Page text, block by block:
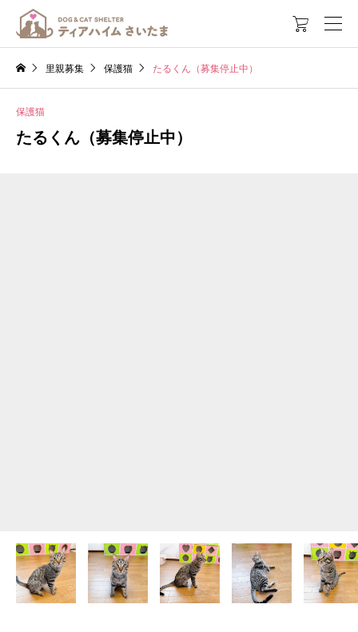

里親募集 保護猫 たるくん（募集停止中）
保護猫
たるくん（募集停止中）